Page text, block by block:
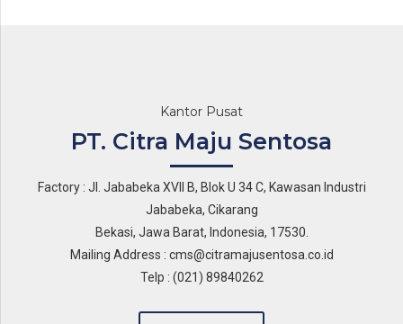
Kantor Pusat
PT. Citra Maju Sentosa
Factory : Jl. Jababeka XVII B, Blok U 34 C, Kawasan Industri
Jababeka, Cikarang
Bekasi, Jawa Barat, Indonesia, 17530.
Mailing Address : cms@citramajusentosa.co.id
Telp : (021) 89840262